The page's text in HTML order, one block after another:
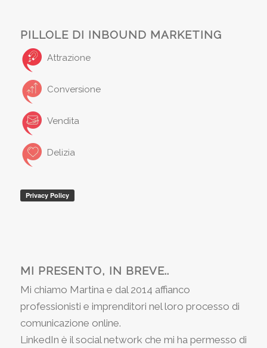
PILLOLE DI INBOUND MARKETING
Attrazione
Conversione
Vendita
Delizia
MI PRESENTO, IN BREVE..
Mi chiamo Martina e dal 2014 affianco
professionisti e imprenditori nel loro processo di
comunicazione online.
LinkedIn è il social network che mi ha permesso di